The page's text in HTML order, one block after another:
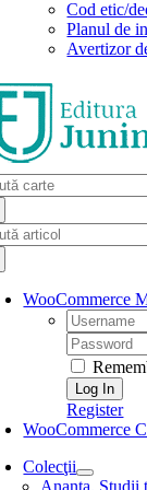
Cod etic/
Planul de
Avertizor
WooCommerce
Username:
Password:
Register
WooCommerce
Colecţii
Ananta. Studii